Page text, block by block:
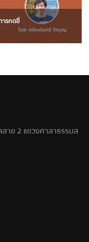
ารกดขี่
าย 2 แขวงศาลาธรรมส